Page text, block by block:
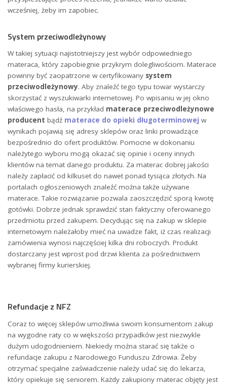
wcześniej, żeby im zapobiec.
System przeciwodleżynowy
W takiej sytuacji najistotniejszy jest wybór odpowiedniego
materaca, który zapobiegnie przykrym dolegliwościom. Materace
powinny być zaopatrzone w certyfikowany system
przeciwodleżynowy. Aby znaleźć tego typu towar wystarczy
skorzystać z wyszukiwarki internetowej. Po wpisaniu w jej okno
właściwego hasła, na przykład materace przeciwodleżynowe
producent bądź materace do opieki długoterminowej w
wynikach pojawią się adresy sklepów oraz linki prowadzące
bezpośrednio do ofert produktów. Pomocne w dokonaniu
należytego wyboru mogą okazać się opinie i oceny innych
klientów na temat danego produktu. Za materac dobrej jakości
należy zapłacić od kilkuset do nawet ponad tysiąca złotych. Na
portalach ogłoszeniowych znaleźć można także używane
materace. Takie rozwiązanie pozwala zaoszczędzić sporą kwotę
gotówki. Dobrze jednak sprawdzić stan faktyczny oferowanego
przedmiotu przed zakupem. Decydując się na zakup w sklepie
internetowym należałoby mieć na uwadze fakt, iż czas realizacji
zamówienia wynosi najczęściej kilka dni roboczych. Produkt
dostarczany jest wprost pod drzwi klienta za pośrednictwem
wybranej firmy kurierskiej.
Refundacje z NFZ
Coraz to więcej sklepów umożliwia swoim konsumentom zakup
na wygodne raty co w większości przypadków jest niezwykle
dużym udogodnieniem. Niekiedy można starać się także o
refundacje zakupu z Narodowego Funduszu Zdrowia. Żeby
otrzymać specjalne zaświadczenie należy udać się do lekarza,
który opiekuje się seniorem. Każdy zakupiony materac objęty jest